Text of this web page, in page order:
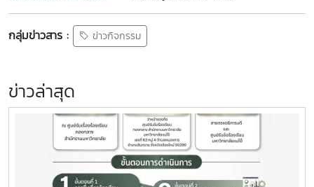
กลุ่มข่าวสาร : ข่าวกิจกรรม
ข่าวล่าสุด